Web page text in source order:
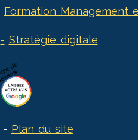
Formation Management
- Stratégie digitale
- Plan du site